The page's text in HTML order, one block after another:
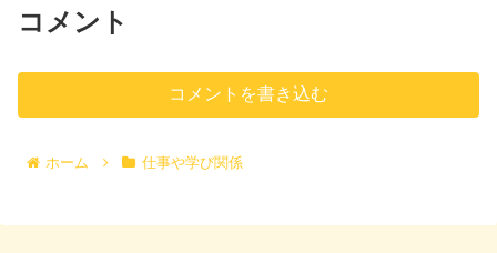
コメント
コメントを書き込む
ホーム 仕事や学び関係